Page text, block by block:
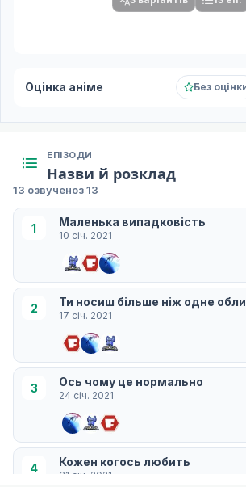
Оцінка аніме Без
ЕПІЗОДИ
Назви й розклад
13 озвученоз 13
1 Маленька випадковість
10 січ. 2021
2 Ти носиш більше ніж одне
17 січ. 2021
3 Ось чому це нормально
24 січ. 2021
4 Кожен когось любить
31 січ. 2021